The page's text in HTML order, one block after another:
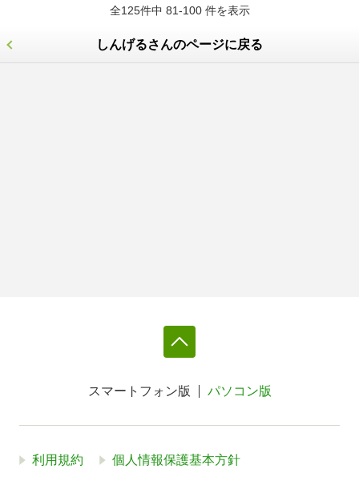
全125件中 81-100 件を表示
しんげるさんのページに戻る
スマートフォン版 パソコン版
利用規約 個人情報保護基本方針